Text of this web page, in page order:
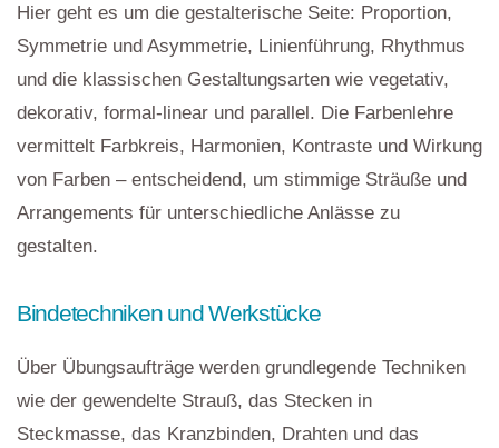
Hier geht es um die gestalterische Seite: Proportion,
Symmetrie und Asymmetrie, Linienführung, Rhythmus
und die klassischen Gestaltungsarten wie vegetativ,
dekorativ, formal-linear und parallel. Die Farbenlehre
vermittelt Farbkreis, Harmonien, Kontraste und Wirkung
von Farben – entscheidend, um stimmige Sträuße und
Arrangements für unterschiedliche Anlässe zu
gestalten.
Bindetechniken und Werkstücke
Über Übungsaufträge werden grundlegende Techniken
wie der gewendelte Strauß, das Stecken in
Steckmasse, das Kranzbinden, Drahten und das